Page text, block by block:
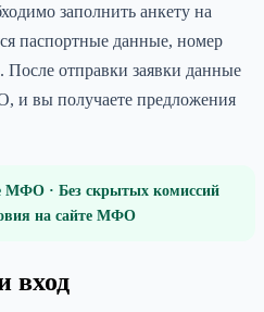
заполнить анкету на
паспортные данные, номер
После отправки заявки данные
и вы получаете предложения
МФО · Без скрытых комиссий
на сайте МФО
вход